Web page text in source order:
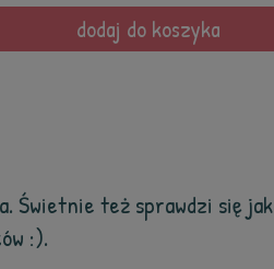
dodaj do koszyka
Świetnie też sprawdzi się
:).